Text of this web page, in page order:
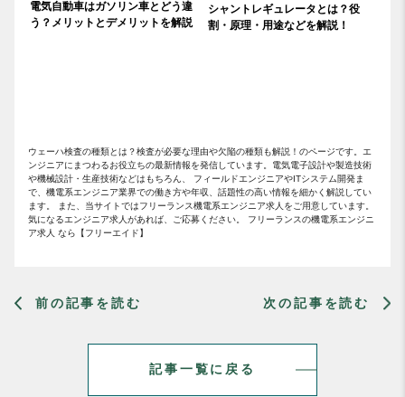
電気自動車はガソリン車とどう違
う？メリットとデメリットを解説
シャントレギュレータとは？役
割・原理・用途などを解説！
ウェーハ検査の種類とは？検査が必要な理由や欠陥の種類も解説！のページです。エ
ンジニアにまつわるお役立ちの最新情報を発信しています。電気電子設計や製造技術
や機械設計・生産技術などはもちろん、 フィールドエンジニアやITシステム開発ま
で、機電系エンジニア業界での働き方や年収、話題性の高い情報を細かく解説してい
ます。 また、当サイトではフリーランス機電系エンジニア求人をご用意しています。
気になるエンジニア求人があれば、ご応募ください。 フリーランスの機電系エンジニ
ア求人 なら【フリーエイド】
前の記事を読む
記事一覧に戻る
次の記事を読む